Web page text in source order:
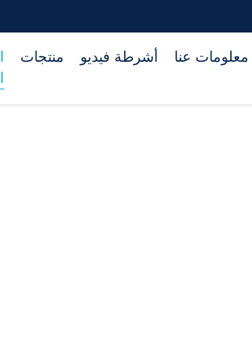
منتجات أشرطة فيديو معلومات عنا